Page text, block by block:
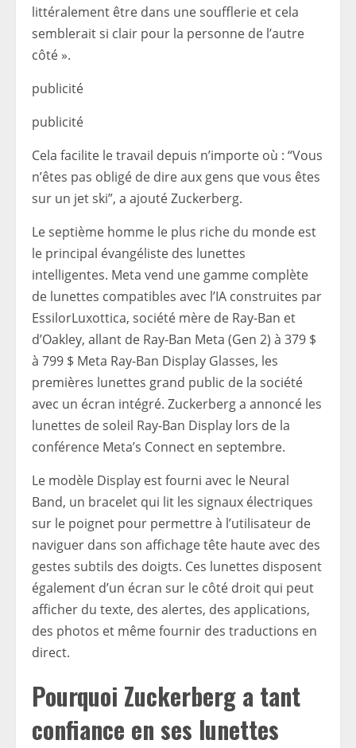
littéralement être dans une soufflerie et cela
semblerait si clair pour la personne de l’autre
côté ».
publicité
publicité
Cela facilite le travail depuis n’importe où : “Vous
n’êtes pas obligé de dire aux gens que vous êtes
sur un jet ski”, a ajouté Zuckerberg.
Le septième homme le plus riche du monde est
le principal évangéliste des lunettes
intelligentes. Meta vend une gamme complète
de lunettes compatibles avec l’IA construites par
EssilorLuxottica, société mère de Ray-Ban et
d’Oakley, allant de Ray-Ban Meta (Gen 2) à 379 $
à 799 $ Meta Ray-Ban Display Glasses, les
premières lunettes grand public de la société
avec un écran intégré. Zuckerberg a annoncé les
lunettes de soleil Ray-Ban Display lors de la
conférence Meta’s Connect en septembre.
Le modèle Display est fourni avec le Neural
Band, un bracelet qui lit les signaux électriques
sur le poignet pour permettre à l’utilisateur de
naviguer dans son affichage tête haute avec des
gestes subtils des doigts. Ces lunettes disposent
également d’un écran sur le côté droit qui peut
afficher du texte, des alertes, des applications,
des photos et même fournir des traductions en
direct.
Pourquoi Zuckerberg a tant
confiance en ses lunettes